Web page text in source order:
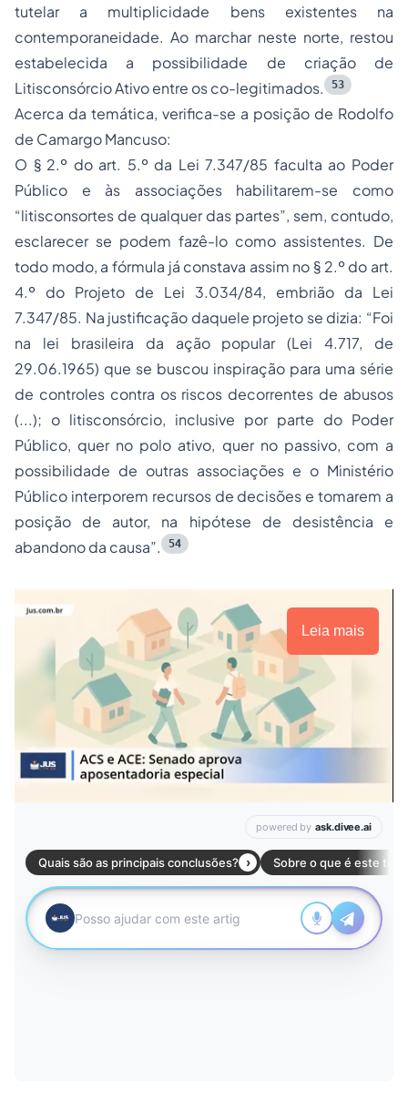
tutelar a multiplicidade bens existentes na
contemporaneidade. Ao marchar neste norte, restou
estabelecida a possibilidade de criação de
Litisconsórcio Ativo entre os co-legitimados.
53
Acerca da temática, verifica-se a posição de Rodolfo
de Camargo Mancuso:
O § 2.º do art. 5.º da Lei 7.347/85 faculta ao Poder
Público e às associações habilitarem-se como
“litisconsortes de qualquer das partes”, sem, contudo,
esclarecer se podem fazê-lo como assistentes. De
todo modo, a fórmula já constava assim no § 2.º do art.
4.º do Projeto de Lei 3.034/84, embrião da Lei
7.347/85. Na justificação daquele projeto se dizia: “Foi
na lei brasileira da ação popular (Lei 4.717, de
29.06.1965) que se buscou inspiração para uma série
de controles contra os riscos decorrentes de abusos
(...); o litisconsórcio, inclusive por parte do Poder
Público, quer no polo ativo, quer no passivo, com a
possibilidade de outras associações e o Ministério
Público interporem recursos de decisões e tomarem a
posição de autor, na hipótese de desistência e
abandono da causa”.
54
Leia mais